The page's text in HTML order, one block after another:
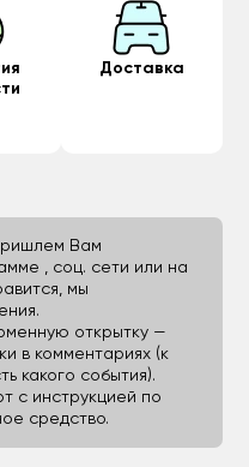
Доставка
Вам
, соц. сети или на
мы
открытку —
в комментариях (к
какого события).
с инструкцией по
средство.